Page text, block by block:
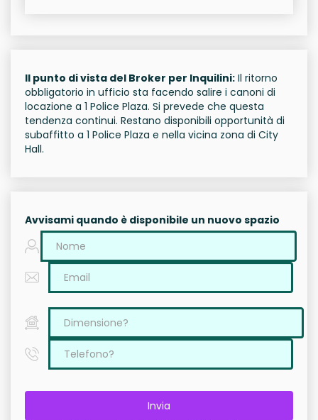
Il punto di vista del Broker per Inquilini: Il ritorno
obbligatorio in ufficio sta facendo salire i canoni di
locazione a 1 Police Plaza. Si prevede che questa
tendenza continui. Restano disponibili opportunità di
subaffitto a 1 Police Plaza e nella vicina zona di City
Hall.
Avvisami quando è disponibile un nuovo spazio
Invia